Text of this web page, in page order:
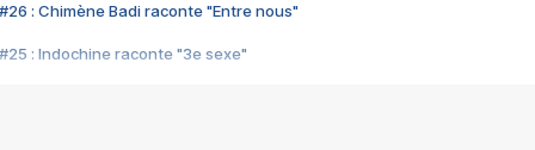
#26 : Chimène Badi raconte "Entre nous"
#25 : Indochine raconte "3e sexe"